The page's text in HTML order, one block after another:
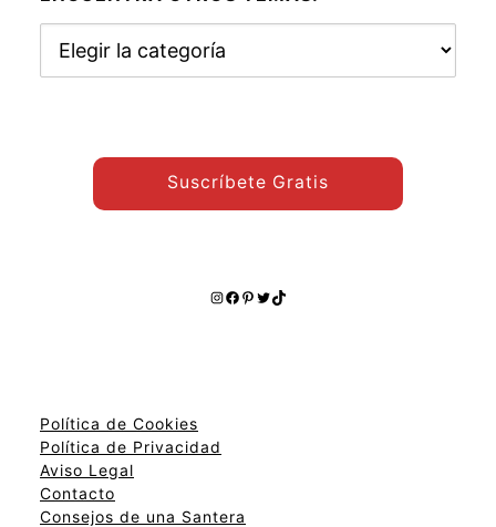
otros
Suscríbete Gratis
Instagram
Facebook
Pinterest
Twitter
TikTok
Política de Cookies
Política de Privacidad
Aviso Legal
Contacto
Consejos de una Santera